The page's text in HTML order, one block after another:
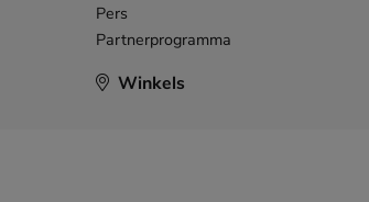
Pers
Partnerprogramma
Winkels